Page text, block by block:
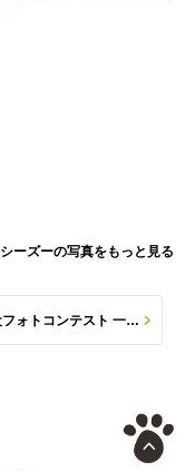
シーズーの写真をもっと見る
クラトミィ×トワノモリ セルフ撮影会 モデル犬フォトコンテスト 一覧へ(応募数 84枚)